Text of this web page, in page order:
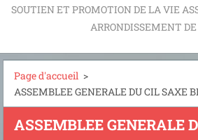
SOUTIEN ET PROMOTION DE LA VIE
ARRONDISSEMENT DE
Page d'accueil >
ASSEMBLEE GENERALE DU CIL SAXE
ASSEMBLEE GENERALE